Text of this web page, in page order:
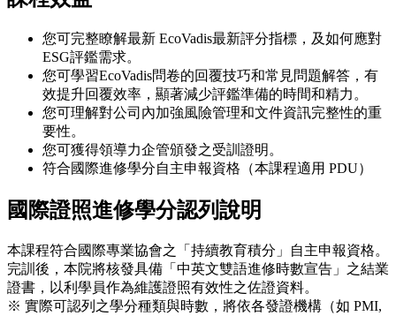
您可完整瞭解最新 EcoVadis最新評分指標，及如何應對
ESG評鑑需求。
您可學習EcoVadis問卷的回覆技巧和常見問題解答，有
效提升回覆效率，顯著減少評鑑準備的時間和精力。
您可理解對公司內加強風險管理和文件資訊完整性的重
要性。
您可獲得領導力企管頒發之受訓證明。
符合國際進修學分自主申報資格（本課程適用 PDU）
國際證照進修學分認列說明
本課程符合國際專業協會之「持續教育積分」自主申報資格。
完訓後，本院將核發具備「中英文雙語進修時數宣告」之結業
證書，以利學員作為維護證照有效性之佐證資料。
※ 實際可認列之學分種類與時數，將依各發證機構（如 PMI,